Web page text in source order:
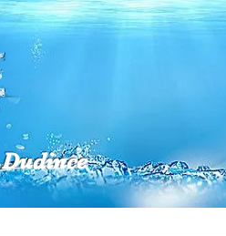
leto